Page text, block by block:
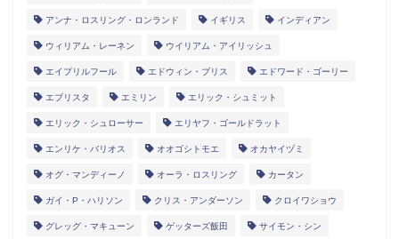
アンナ・ロスリング・ロンランド イギリス インディアン
ウィリアム・レーネン ウイリアム・アイリッシュ
エイプリルフール エドウィン・ブリス エドワード・ゴーリー
エブリスタ エミリン エリック・シュミット
エリック・シュローサー エリヤフ・ゴールドラット
エンリケ・バリオス オオゴシトモエ オカヤイヅミ
オグ・マンディーノ オーラ・ロスリング カータン
ガイ・P・ハリソン クリス・アンダーソン クロイワショウ
グレッグ・マキューン ゲッターズ飯田 サイモン・シン